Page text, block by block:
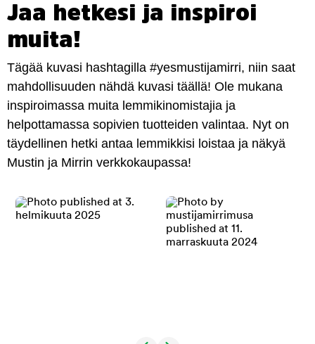
Jaa hetkesi ja inspiroi
muita!
Tägää kuvasi hashtagilla #yesmustijamirri, niin saat
mahdollisuuden nähdä kuvasi täällä! Ole mukana
inspiroimassa muita lemmikinomistajia ja
helpottamassa sopivien tuotteiden valintaa. Nyt on
täydellinen hetki antaa lemmikkisi loistaa ja näkyä
Mustin ja Mirrin verkkokaupassa!